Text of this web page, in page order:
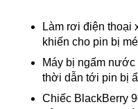
Làm rơi điện thoại
khiến cho pin bị
Máy bị ngấm
thời dẫn tới pin bị
Chiếc BlackBerry